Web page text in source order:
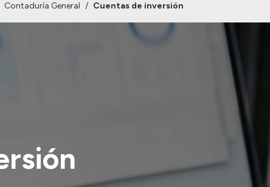
Contaduría General / Cuentas de inversión